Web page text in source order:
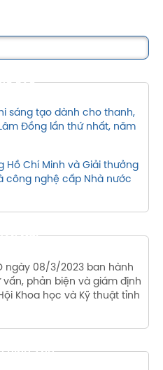
BÁO
sáng tạo dành cho thanh,
Đồng lần thứ nhất, năm
Hồ Chí Minh và Giải thưởng
công nghệ cấp Nhà nước
MỚI
ngày 08/3/2023 ban hành
phản biện và giám định
Khoa học và Kỹ thuật tỉnh
HÌNH ẢNH